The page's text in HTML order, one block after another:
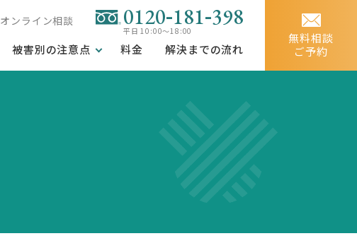
オンライン相談 0120-181-398
平日 10:00～18:00
無料相談
ご予約
被害別の注意点 料金 解決までの流れ